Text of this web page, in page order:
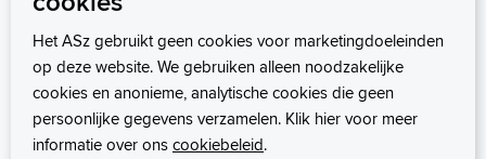
Het ASz gebruikt geen cookies voor marketingdoeleinden
op deze website. We gebruiken alleen noodzakelijke
cookies en anonieme, analytische cookies die geen
persoonlijke gegevens verzamelen. Klik hier voor meer
informatie over onscookiebeleid.